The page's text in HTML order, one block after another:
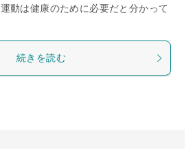
動は健康のために必要だと分かって
続きを読む